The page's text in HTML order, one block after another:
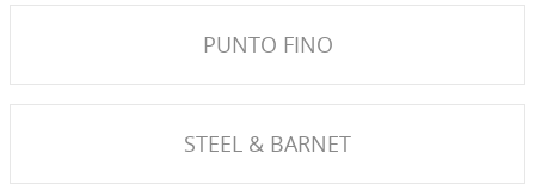
PUNTO FINO
STEEL & BARNET